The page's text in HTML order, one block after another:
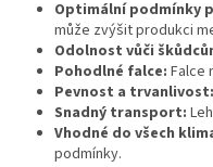
Optimální podmínky
může zvýšit produkci
Odolnost vůči
Pohodlné falce: Falce
Pevnost a trvanlivost:
Snadný transport:
Vhodné do všech
podmínky.